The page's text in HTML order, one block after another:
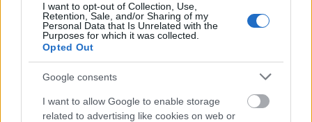
I want to opt-out of Collection, Use,
Retention, Sale, and/or Sharing of my
Personal Data that Is Unrelated with the
Purposes for which it was collected.
Opted Out
Google consents
I want to allow Google to enable storage
related to advertising like cookies on web or
**Internet – administrace portálu Bezky.net**
Adéla Ročárková
Tomáš Roba
„tomas.roba@snow.cz“: